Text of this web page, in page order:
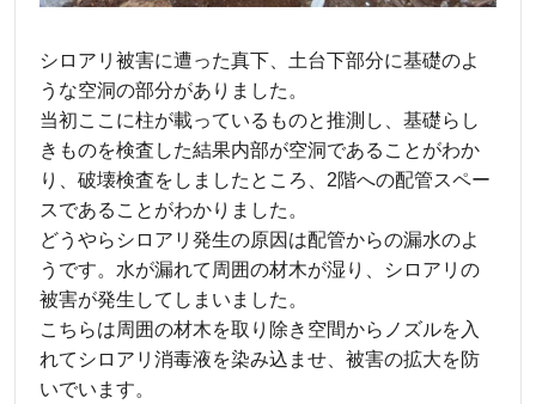
シロアリ被害に遭った真下、土台下部分に基礎のよ
うな空洞の部分がありました。
当初ここに柱が載っているものと推測し、基礎らし
きものを検査した結果内部が空洞であることがわか
り、破壊検査をしましたところ、2階への配管スペー
スであることがわかりました。
どうやらシロアリ発生の原因は配管からの漏水のよ
うです。水が漏れて周囲の材木が湿り、シロアリの
被害が発生してしまいました。
こちらは周囲の材木を取り除き空間からノズルを入
れてシロアリ消毒液を染み込ませ、被害の拡大を防
いでいます。